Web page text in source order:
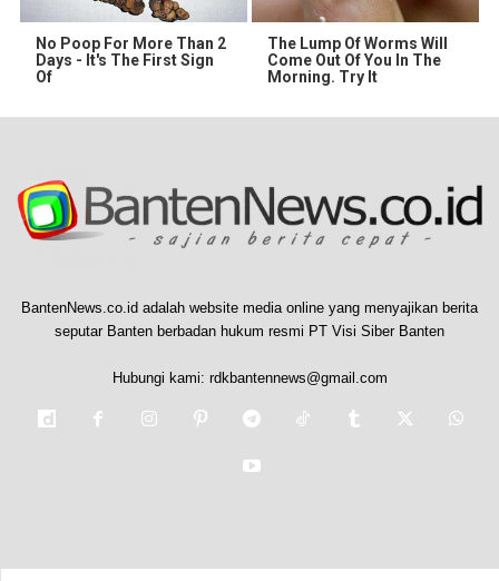
No Poop For More Than 2
Days - It's The First Sign
Of
The Lump Of Worms Will
Come Out Of You In The
Morning. Try It
BantenNews.co.id adalah website media online yang menyajikan berita
seputar Banten berbadan hukum resmi PT Visi Siber Banten
Hubungi kami: rdkbantennews@gmail.com